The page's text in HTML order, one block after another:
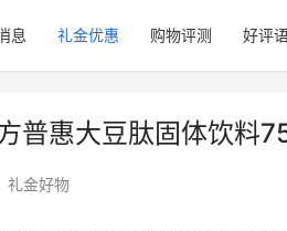
息 礼金优惠 购物评测 好评
普惠大豆肽固体饮料
礼金好物